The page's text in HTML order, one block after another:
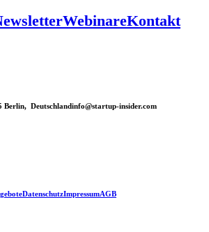
WebinareKontakt
Berlin, Deutschlandinfo@startup-insider.com
DatenschutzImpressumAGB